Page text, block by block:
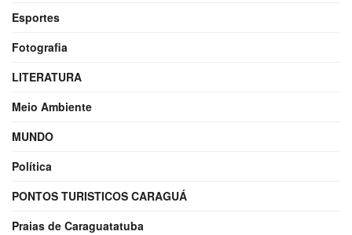
Esportes
Fotografia
LITERATURA
Meio Ambiente
MUNDO
Política
PONTOS TURISTICOS CARAGUÁ
Praias de Caraguatatuba